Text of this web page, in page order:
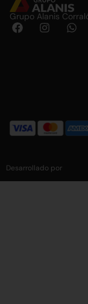
Grupo Alanis
Desarrollado por